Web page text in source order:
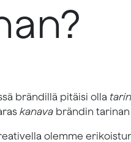
brändillä pitäisi olla
kanava brändin
olemme